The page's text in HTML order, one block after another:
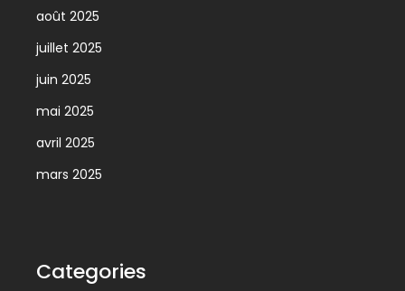
août 2025
juillet 2025
juin 2025
mai 2025
avril 2025
mars 2025
Categories